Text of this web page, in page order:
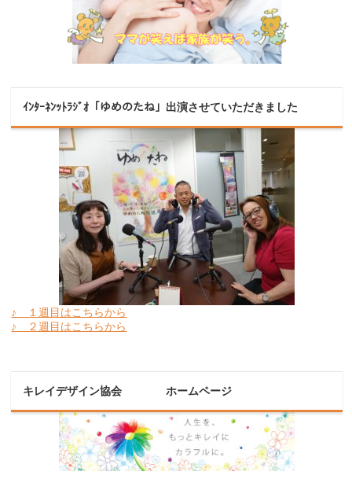
ｲﾝﾀｰﾈﾝｯﾄﾗｼﾞｵ「ゆめのたね」出演させていただきました
♪ １週目はこちらから
♪ ２週目はこちらから
キレイデザイン協会 ホームページ